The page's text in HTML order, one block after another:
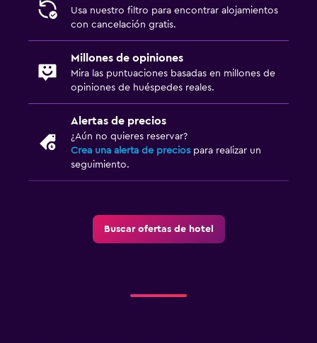
Usa nuestro filtro para encontrar alojamientos
con cancelación gratis.
Millones de opiniones
Mira las puntuaciones basadas en millones de
opiniones de huéspedes reales.
Alertas de precios
¿Aún no quieres reservar?
Crea una alerta de precios para realizar un
seguimiento.
Buscar ofertas de hotel